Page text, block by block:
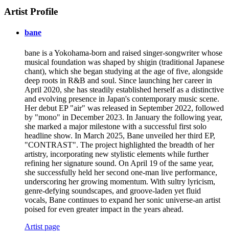
Artist Profile
bane
bane is a Yokohama-born and raised singer-songwriter whose
musical foundation was shaped by shigin (traditional Japanese
chant), which she began studying at the age of five, alongside
deep roots in R&B and soul. Since launching her career in
April 2020, she has steadily established herself as a distinctive
and evolving presence in Japan's contemporary music scene.
Her debut EP "air" was released in September 2022, followed
by "mono" in December 2023. In January the following year,
she marked a major milestone with a successful first solo
headline show. In March 2025, Bane unveiled her third EP,
"CONTRAST". The project highlighted the breadth of her
artistry, incorporating new stylistic elements while further
refining her signature sound. On April 19 of the same year,
she successfully held her second one-man live performance,
underscoring her growing momentum. With sultry lyricism,
genre-defying soundscapes, and groove-laden yet fluid
vocals, Bane continues to expand her sonic universe-an artist
poised for even greater impact in the years ahead.
Artist page